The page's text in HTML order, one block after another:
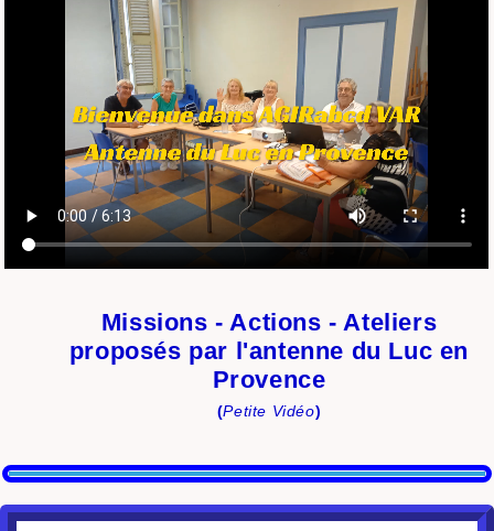
Missions - Actions - Ateliers
proposés par l'antenne du Luc en
Provence
(Petite Vidéo)